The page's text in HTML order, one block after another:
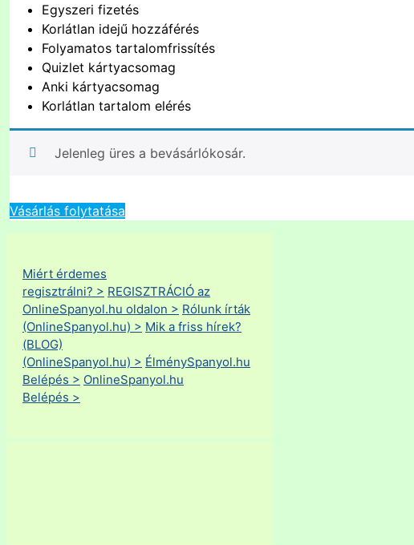
Egyszeri fizetés
Korlátlan idejű hozzáférés
Folyamatos tartalomfrissítés
Quizlet kártyacsomag
Anki kártyacsomag
Korlátlan tartalom elérés
Jelenleg üres a bevásárlókosár.
Vásárlás folytatása
Miért érdemes
regisztrálni? > REGISZTRÁCIÓ az
OnlineSpanyol.hu oldalon > Rólunk írták
(OnlineSpanyol.hu) > Mik a friss hírek?
(BLOG)
(OnlineSpanyol.hu) > ÉlménySpanyol.hu
Belépés > OnlineSpanyol.hu
Belépés >